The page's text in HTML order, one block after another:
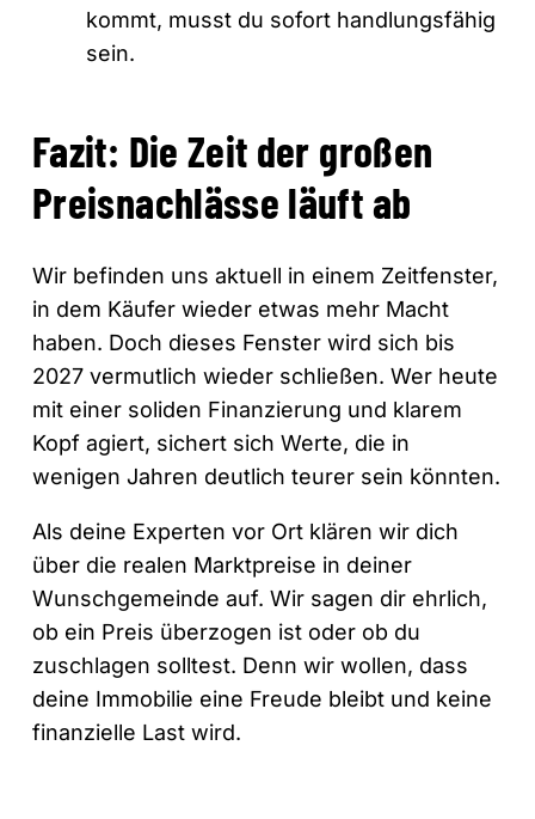
kommt, musst du sofort handlungsfähig
sein.
Fazit: Die Zeit der großen
Preisnachlässe läuft ab
Wir befinden uns aktuell in einem Zeitfenster,
in dem Käufer wieder etwas mehr Macht
haben. Doch dieses Fenster wird sich bis
2027 vermutlich wieder schließen. Wer heute
mit einer soliden Finanzierung und klarem
Kopf agiert, sichert sich Werte, die in
wenigen Jahren deutlich teurer sein könnten.
Als deine Experten vor Ort klären wir dich
über die realen Marktpreise in deiner
Wunschgemeinde auf. Wir sagen dir ehrlich,
ob ein Preis überzogen ist oder ob du
zuschlagen solltest. Denn wir wollen, dass
deine Immobilie eine Freude bleibt und keine
finanzielle Last wird.